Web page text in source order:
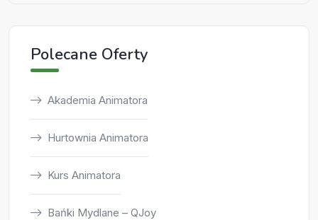
Polecane Oferty
Akademia Animatora
Hurtownia Animatora
Kurs Animatora
Bańki Mydlane – QJoy